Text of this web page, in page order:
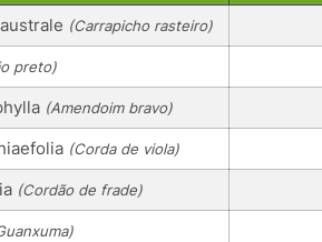
(Carrapicho rasteiro)
preto)
(Amendoim bravo)
(Corda de viola)
(Cordão de frade)